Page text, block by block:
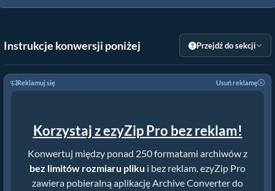
Instrukcje konwersji poniżej Przejdź do sekcji
Reklamuj się Usuń reklamę
Korzystaj z ezyZip Pro bez reklam!
Konwertuj między ponad 250 formatami archiwów z
bez limitów rozmiaru pliku i bez reklam. ezyZip Pro
zawiera pobieralną aplikację Archive Converter do